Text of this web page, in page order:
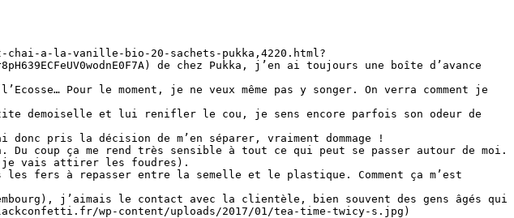
chai-a-la-vanille-bio-20-sachets-pukka,4220.html?
r8pH639ECFeUV0wodnE0F7A) de chez Pukka, j’en ai toujours une boîte d’avance
Pour le moment, je ne veux même pas y songer. On verra comment je
demoiselle et lui renifler le cou, je sens encore parfois son odeur de
pris la décision de m’en séparer, vraiment dommage !
coup ça me rend très sensible à tout ce qui peut se passer autour de moi.
(je vais attirer les foudres).
fers à repasser entre la semelle et le plastique. Comment ça m’est
j’aimais le contact avec la clientèle, bien souvent des gens âgés qui
wp-content/uploads/2017/01/tea-time-twicy-s.jpg)